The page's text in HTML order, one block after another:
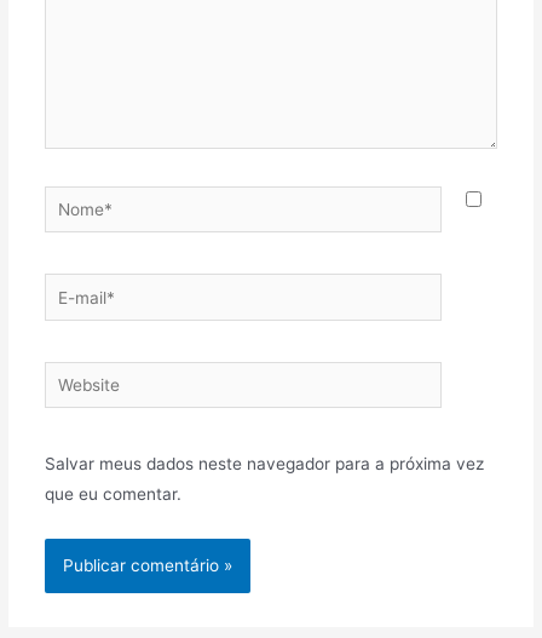
Salvar meus dados neste navegador para a próxima vez
que eu comentar.